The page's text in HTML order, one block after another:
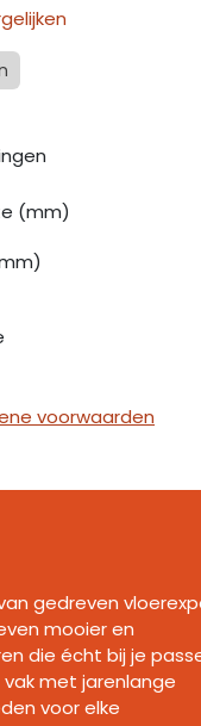
(mm)
voorwaarden
gedreven
mooier en
die écht bij je
met jarenlange
voor elke